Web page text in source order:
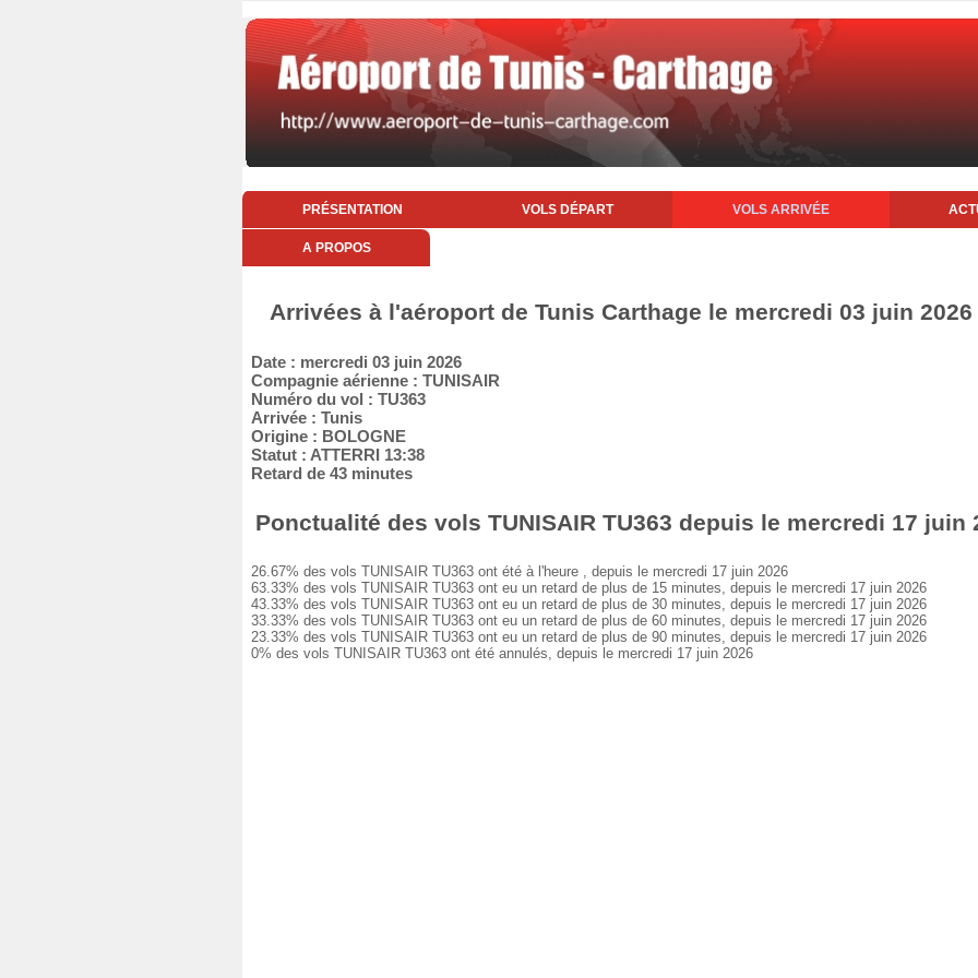
PRÉSENTATION VOLS DÉPART VOLS ARRIVÉE
A PROPOS
Arrivées à l'aéroport de Tunis Carthage le mercredi 03 juin 2026
Date : mercredi 03 juin 2026
Compagnie aérienne : TUNISAIR
Numéro du vol : TU363
Arrivée : Tunis
Origine : BOLOGNE
Statut : ATTERRI 13:38
Retard de 43 minutes
Ponctualité des vols TUNISAIR TU363 depuis le mercredi 17 juin
26.67% des vols TUNISAIR TU363 ont été à l'heure , depuis le mercredi 17 juin 2026
63.33% des vols TUNISAIR TU363 ont eu un retard de plus de 15 minutes, depuis le mercredi 17 juin 2026
43.33% des vols TUNISAIR TU363 ont eu un retard de plus de 30 minutes, depuis le mercredi 17 juin 2026
33.33% des vols TUNISAIR TU363 ont eu un retard de plus de 60 minutes, depuis le mercredi 17 juin 2026
23.33% des vols TUNISAIR TU363 ont eu un retard de plus de 90 minutes, depuis le mercredi 17 juin 2026
0% des vols TUNISAIR TU363 ont été annulés, depuis le mercredi 17 juin 2026